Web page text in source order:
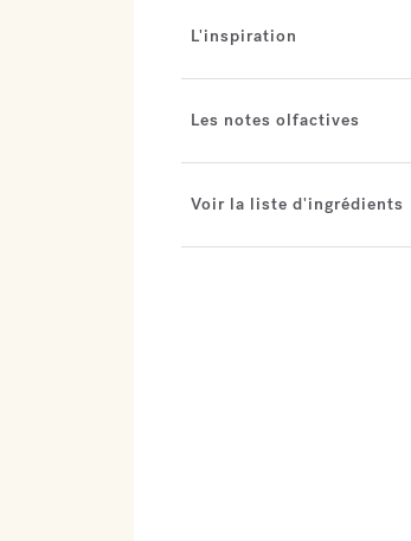
L'inspiration
Les notes olfactives
Voir la liste d'ingrédients